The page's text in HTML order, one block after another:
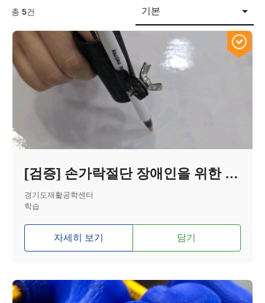
총5건 기본
[검증] 손가락절단 장애인을 위한 필기 보조기기
경기도재활공학센터
학습
자세히 보기 담기